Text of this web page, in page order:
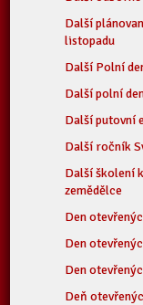
Další
listopadu
Další Polní
Další polní
Další putovní
Další ročník
Další školení
zemědělce
Den
Den
Den
Deň